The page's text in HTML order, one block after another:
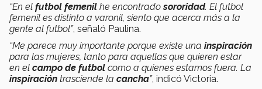
“En el futbol femenil he encontradosororidad. El futbol
femenil es distinto a varonil, siento que acerca más a la
gente al futbol”, señaló Paulina.
“Me parece muy importante porque existe una inspiración
para las mujeres, tanto para aquellas que quieren estar
en el campo de futbol como a quienes estamos fuera. La
inspiración trasciende la cancha”, indicó Victoria.